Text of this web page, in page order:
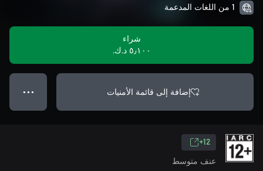
1 من اللغات المدعمة
شراء
٥٫١٠٠ د.ك.‏
إضافة إلى قائمة الأمنيات ● ● ●
12+
عنف متوسط